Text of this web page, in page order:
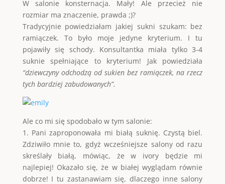
W salonie konsternacja. Mały! Ale przecież nie
rozmiar ma znaczenie, prawda ;)?
Tradycyjnie powiedziałam jakiej sukni szukam: bez
ramiączek. To było moje jedyne kryterium. I tu
pojawiły się schody. Konsultantka miała tylko 3-4
suknie spełniające to kryterium! Jak powiedziała
“dziewczyny odchodzą od sukien bez ramiączek, na rzecz
tych bardziej zabudowanych”.
Ale co mi się spodobało w tym salonie:
1. Pani zaproponowała mi białą suknię. Czystą biel.
Zdziwiło mnie to, gdyż wcześniejsze salony od razu
skreślały białą, mówiąc, że w ivory będzie mi
najlepiej! Okazało się, że w białej wyglądam równie
dobrze! I tu zastanawiam się, dlaczego inne salony